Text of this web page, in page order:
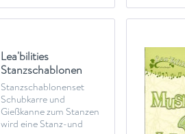
Lea'bilities
Stanzschablonen
Schubkarren und...
Stanzschablonenset
Schubkarre und
Gießkanne zum Stanzen
wird eine Stanz-und